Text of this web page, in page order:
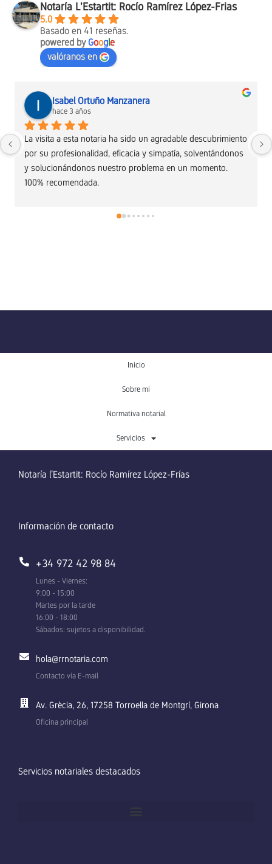
Notaría L'Estartit: Rocío Ramírez López-Frias
5.0
Basado en 41 reseñas.
powered byGoogle
valóranos en
Isabel Ortuño Manzanera
hace 3 años
La visita a esta notaria ha sido un agradable descubrimiento
por su profesionalidad, eficacia y simpatía, solventándonos
y solucionándonos nuestro problema en un momento.
100% recomendada.
Inicio
Sobre mi
Normativa notarial
Servicios
Notaría l’Estartit: Rocío Ramírez López-Frías
Información de contacto
+34 972 42 98 84
Lunes - Viernes:
9:00 - 15:00
Martes por la tarde
16:00 - 18:00
Sábados: sujetos a disponibilidad.
hola@rrnotaria.com
Contacto vía E-mail
Av. Grècia, 26, 17258 Torroella de Montgrí, Girona
Oficina principal
Servicios notariales destacados